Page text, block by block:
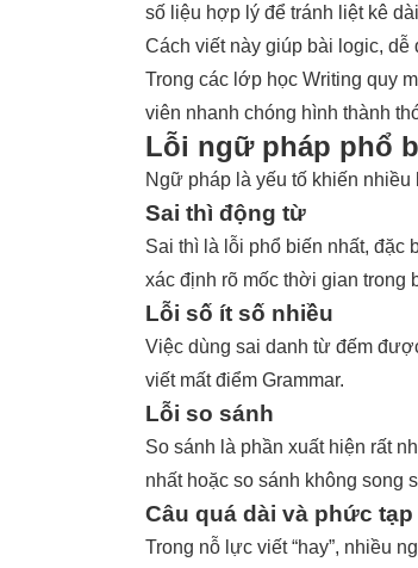
số liệu hợp lý để tránh liệt kê
Cách viết này giúp bài logic,
Trong các lớp học Writing quy
viên nhanh chóng hình thành
Lỗi ngữ pháp phổ
Ngữ pháp là yếu tố khiến nhiều
Sai thì động từ
Sai thì là lỗi phổ biến nhất,
xác định rõ mốc thời gian trong
Lỗi số ít số nhiều
Việc dùng sai danh từ đếm
viết mất điểm Grammar.
Lỗi so sánh
So sánh là phần xuất hiện rất
nhất hoặc so sánh không song
Câu quá dài và phức tạp
Trong nỗ lực viết “hay”, nhiều